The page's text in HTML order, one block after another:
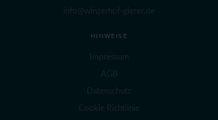
info@winzerhof-gierer.de
HINWEISE
Impressum
AGB
Datenschutz
Cookie Richtlinie